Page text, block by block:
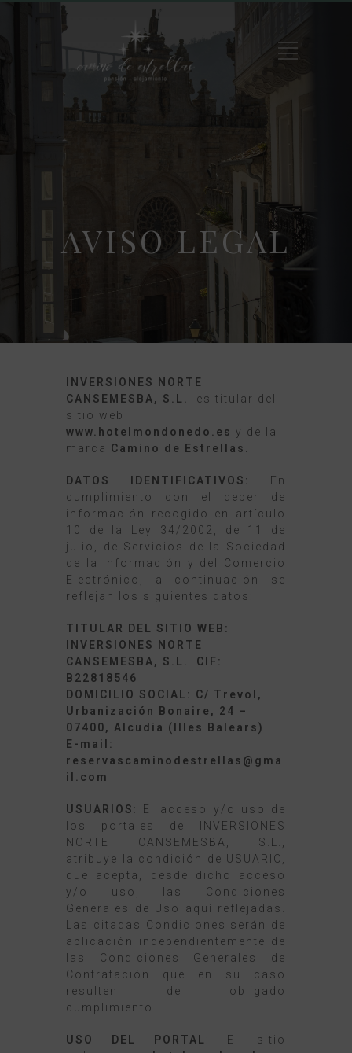
AVISO LEGAL
INVERSIONES NORTE
CANSEMESBA, S.L. es titular del
sitio web
www.hotelmondonedo.es y de la
marca Camino de Estrellas.
DATOS IDENTIFICATIVOS:
En
cumplimiento con el deber de
información recogido en artículo
10 de la Ley 34/2002, de 11 de
julio, de Servicios de la Sociedad
de la Información y del Comercio
Electrónico, a continuación se
reflejan los siguientes datos:
TITULAR DEL SITIO WEB:
INVERSIONES NORTE
CANSEMESBA, S.L. CIF:
B22818546
DOMICILIO SOCIAL: C/ Trevol,
Urbanización Bonaire, 24 –
07400, Alcudia (Illes Balears)
E-mail:
reservascaminodestrellas@gma
il.com
USUARIOS : El acceso y/o uso de
los portales de INVERSIONES
NORTE CANSEMESBA, S.L.,
atribuye la condición de USUARIO,
que acepta, desde dicho acceso
y/o uso, las Condiciones
Generales de Uso aquí reflejadas.
Las citadas Condiciones serán de
aplicación independientemente de
las Condiciones Generales de
Contratación que en su caso
resulten de obligado
cumplimiento.
USO DEL PORTAL: El sitio